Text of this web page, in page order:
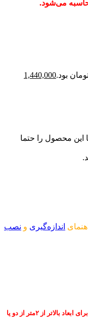
1,440,000
این محصول را حتما
اندازه‌گیریونصب
* جهت دوام و کارایی بهتر پیشنهاد می‌شود برای ابعاد بالاتر از ۲متر از دو یا